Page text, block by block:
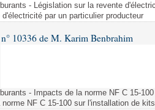
- Législation sur la revente
par un particulier producteur
10336 de M. Karim Benbrahim
- Impacts de la norme NF C 15-
norme NF C 15-100 sur l'installation de